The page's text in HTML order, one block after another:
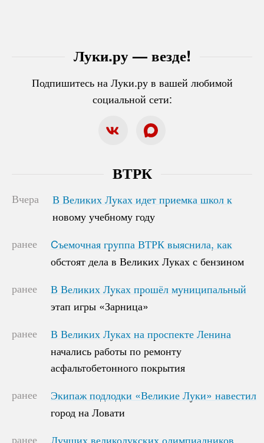
Луки.ру — везде!
Подпишитесь на Луки.ру в вашей любимой
социальной сети:
ВТРК
Вчера
В Великих Луках идет приемка школ к
новому учебному году
В Великих Луках идет приемка школ к
новому учебному году
ранее
Cъемочная группа ВТРК выяснила, как
обстоят дела в Великих Луках с бензином
Cъемочная группа ВТРК выяснила, как
обстоят дела в Великих Луках с бензином
ранее
В Великих Луках прошёл муниципальный
этап игры «Зарница»
В Великих Луках прошёл муниципальный
этап игры «Зарница»
ранее
В Великих Луках на проспекте Ленина
начались работы по ремонту
асфальтобетонного покрытия
В Великих Луках на проспекте Ленина
начались работы по ремонту
асфальтобетонного покрытия
ранее
Экипаж подлодки «Великие Луки» навестил
город на Ловати
Экипаж подлодки «Великие Луки» навестил
город на Ловати
ранее
Лучших великолукских олимпиадников